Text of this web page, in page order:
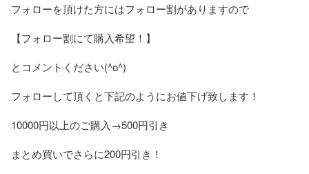
フォローを頂けた方にはフォロー割がありますので
【フォロー割にて購入希望！】
とコメントください(^o^)
フォローして頂くと下記のようにお値下げ致します！
10000円以上のご購入→500円引き
まとめ買いでさらに200円引き！